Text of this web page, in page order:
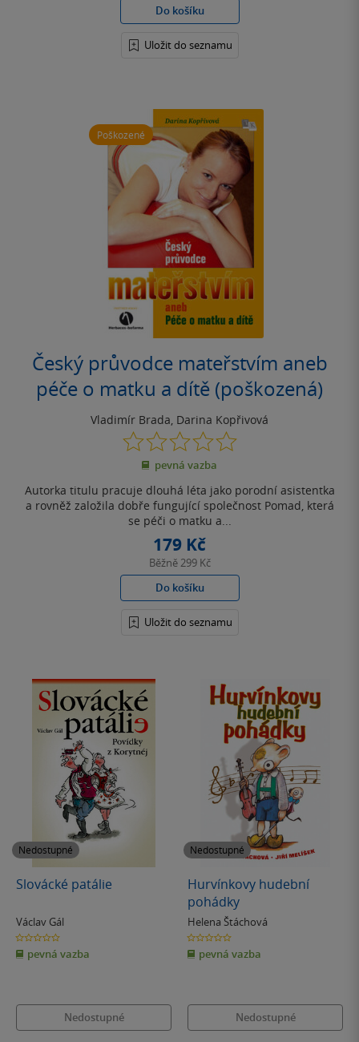
Do košíku
Uložit do seznamu
Poškozené
Český průvodce mateřstvím aneb
péče o matku a dítě (poškozená)
Vladimír Brada, Darina Kopřivová
0.0
z
5
pevná vazba
Autorka titulu pracuje dlouhá léta jako porodní asistentka
a rovněž založila dobře fungující společnost Pomad, která
se péči o matku a...
179 Kč
Běžně299 Kč
Do košíku
Uložit do seznamu
Nedostupné
Slovácké patálie
Václav Gál
0.0
z
5
hvězdiček
pevná vazba
Nedostupné
Nedostupné
Hurvínkovy hudební
pohádky
Helena Štáchová
0.0
z
5
hvězdiček
pevná vazba
Nedostupné